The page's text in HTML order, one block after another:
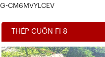
G-CM6MVYLCEV
THÉP CUÔN FI 8